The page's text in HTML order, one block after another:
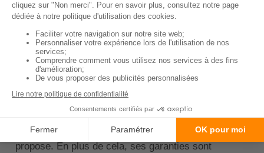
Opinion
Assurances
3,6 3 373
Avis Vérifiés 4,3 9 172
Trustpilot
est l'une des plus intéressantes sur le marché,
surtout avec les
tarifs concurrentiels
qu'elle
propose. En plus de cela, ses garanties sont